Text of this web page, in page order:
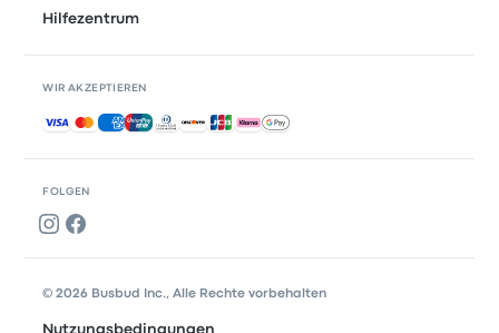
FOLGEN
Hilfezentrum
WIR AKZEPTIEREN
Akzeptierte Zahlungsmethoden
© 2026 Busbud Inc., Alle Rechte vorbehalten
Nutzungsbedingungen